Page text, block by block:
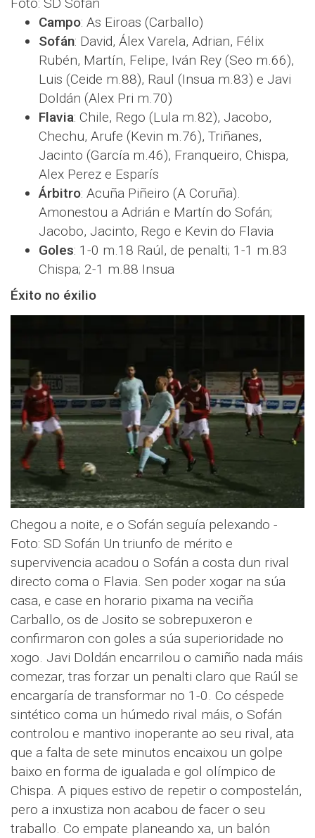
Foto: SD Sofán
Campo: As Eiroas (Carballo)
Sofán: David, Álex Varela, Adrian, Félix
Rubén, Martín, Felipe, Iván Rey (Seo m.66),
Luis (Ceide m.88), Raul (Insua m.83) e Javi
Doldán (Alex Pri m.70)
Flavia: Chile, Rego (Lula m.82), Jacobo,
Chechu, Arufe (Kevin m.76), Triñanes,
Jacinto (García m.46), Franqueiro, Chispa,
Alex Perez e Esparís
Árbitro: Acuña Piñeiro (A Coruña).
Amonestou a Adrián e Martín do Sofán;
Jacobo, Jacinto, Rego e Kevin do Flavia
Goles: 1-0 m.18 Raúl, de penalti; 1-1 m.83
Chispa; 2-1 m.88 Insua
Éxito no éxilio
Chegou a noite, e o Sofán seguía pelexando -
Foto: SD Sofán Un triunfo de mérito e
supervivencia acadou o Sofán a costa dun rival
directo coma o Flavia. Sen poder xogar na súa
casa, e case en horario pixama na veciña
Carballo, os de Josito se sobrepuxeron e
confirmaron con goles a súa superioridade no
xogo. Javi Doldán encarrilou o camiño nada máis
comezar, tras forzar un penalti claro que Raúl se
encargaría de transformar no 1-0. Co céspede
sintético coma un húmedo rival máis, o Sofán
controlou e mantivo inoperante ao seu rival, ata
que a falta de sete minutos encaixou un golpe
baixo en forma de igualada e gol olímpico de
Chispa. A piques estivo de repetir o compostelán,
pero a inxustiza non acabou de facer o seu
traballo. Co empate planeando xa, un balón